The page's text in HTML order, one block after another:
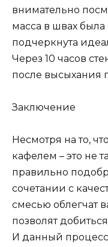
внимательно
масса в швах была
подчеркнута
Через 10 часов
после высыхания
Заключение
Несмотря на то,
кафелем – это не
правильно
сочетании с
смесью облегчат
позволят
И данный